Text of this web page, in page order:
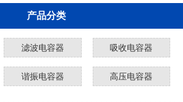
产品分类
滤波电容器 吸收电容器
谐振电容器 高压电容器